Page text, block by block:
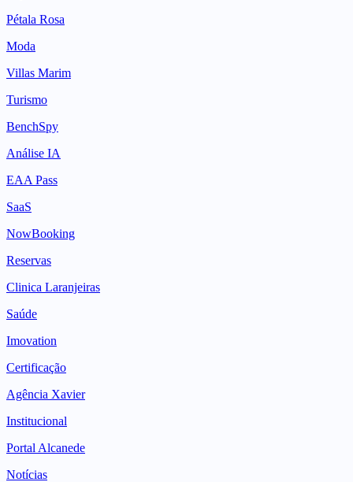
Pétala Rosa
Moda
Villas Marim
Turismo
BenchSpy
Análise IA
EAA Pass
SaaS
NowBooking
Reservas
Clinica Laranjeiras
Saúde
Imovation
Certificação
Agência Xavier
Institucional
Portal Alcanede
Notícias